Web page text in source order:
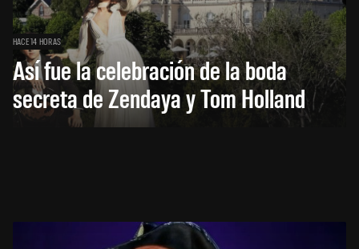
HACE 14 HORAS
Así fue la celebración de la boda
secreta de Zendaya y Tom Holland